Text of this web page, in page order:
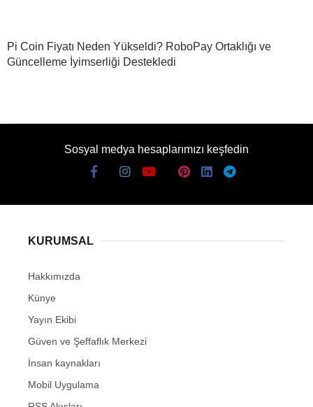
Pi Coin Fiyatı Neden Yükseldi? RoboPay Ortaklığı ve
Güncelleme İyimserliği Destekledi
Sosyal medya hesaplarımızı keşfedin
KURUMSAL
Hakkımızda
Künye
Yayın Ekibi
Güven ve Şeffaflık Merkezi
İnsan kaynakları
Mobil Uygulama